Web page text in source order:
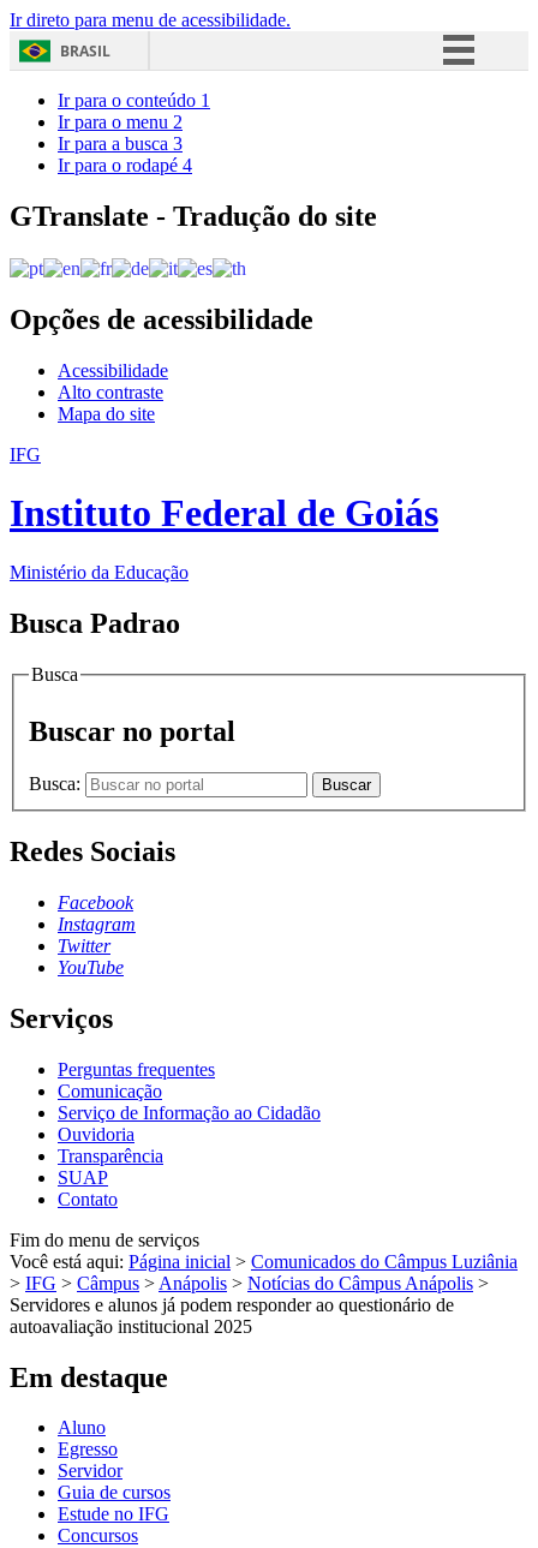
Ir direto para menu de acessibilidade.
BRASIL
Acesso à informação
Ir para o conteúdo 1
Ir para o menu 2
Ir para a busca 3
Ir para o rodapé 4
GTranslate - Tradução do site
Opções de acessibilidade
Acessibilidade
Alto contraste
Mapa do site
IFG
Instituto Federal de Goiás
Ministério da Educação
Busca Padrao
Busca
Buscar no portal
Busca: Buscar
Redes Sociais
Facebook
Instagram
Twitter
YouTube
Serviços
Perguntas frequentes
Comunicação
Serviço de Informação ao Cidadão
Ouvidoria
Transparência
SUAP
Contato
Fim do menu de serviços
Você está aqui: Página inicial > Comunicados do Câmpus Luziânia
> IFG > Câmpus > Anápolis > Notícias do Câmpus Anápolis >
Servidores e alunos já podem responder ao questionário de
autoavaliação institucional 2025
Em destaque
Aluno
Egresso
Servidor
Guia de cursos
Estude no IFG
Concursos